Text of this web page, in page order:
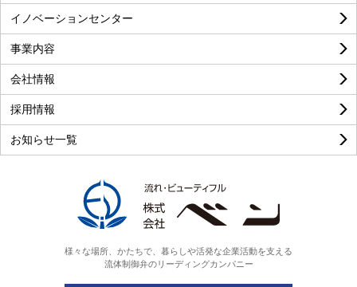
良い
様々な場所、かたちで、暮らしや活発な企業活動を支える
流体制御弁のリーディングカンパニー
イノベーションセンター
事業内容
会社情報
採用情報
お知らせ一覧